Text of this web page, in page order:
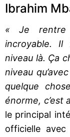
Ibrahim
« Je rentre
incroyable.
niveau là. Ça
niveau
quelque
énorme, c’est
le principal
officielle